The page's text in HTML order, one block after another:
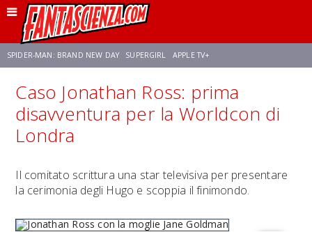
SPIDER-MAN: BRAND NEW DAY SUPERGIRL APPLE TV+
FRANCO RICCIARDIELLO ZENDAYA STAR TREK AVENGERS: DOOMSDAY
Caso Jonathan Ross: prima
disavventura per la Worldcon di
Londra
Il comitato scrittura una star televisiva per presentare
la cerimonia degli Hugo e scoppia il finimondo.